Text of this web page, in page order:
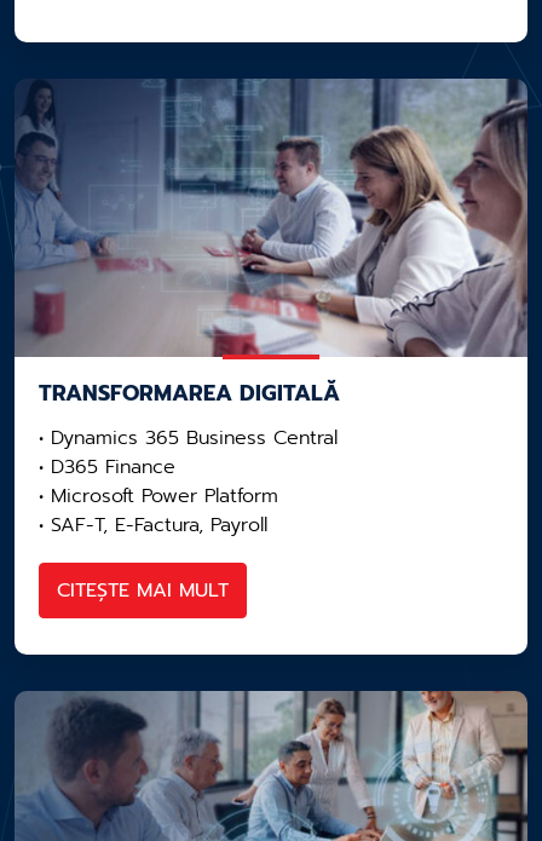
TRANSFORMAREA DIGITALĂ
• Dynamics 365 Business Central
• D365 Finance
• Microsoft Power Platform
• SAF-T, E-Factura, Payroll
CITEȘTE MAI MULT